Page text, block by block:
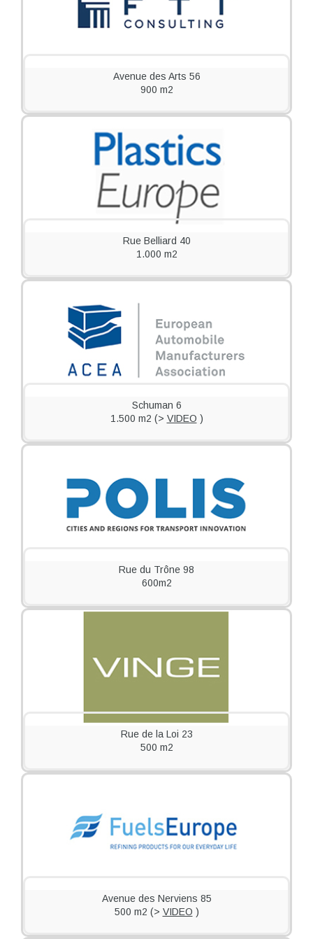
Avenue des Arts 56
900 m2
Rue Belliard 40
1.000 m2
Schuman 6
1.500 m2 (> VIDEO )
Rue du Trône 98
600m2
Rue de la Loi 23
500 m2
Avenue des Nerviens 85
500 m2 (> VIDEO )